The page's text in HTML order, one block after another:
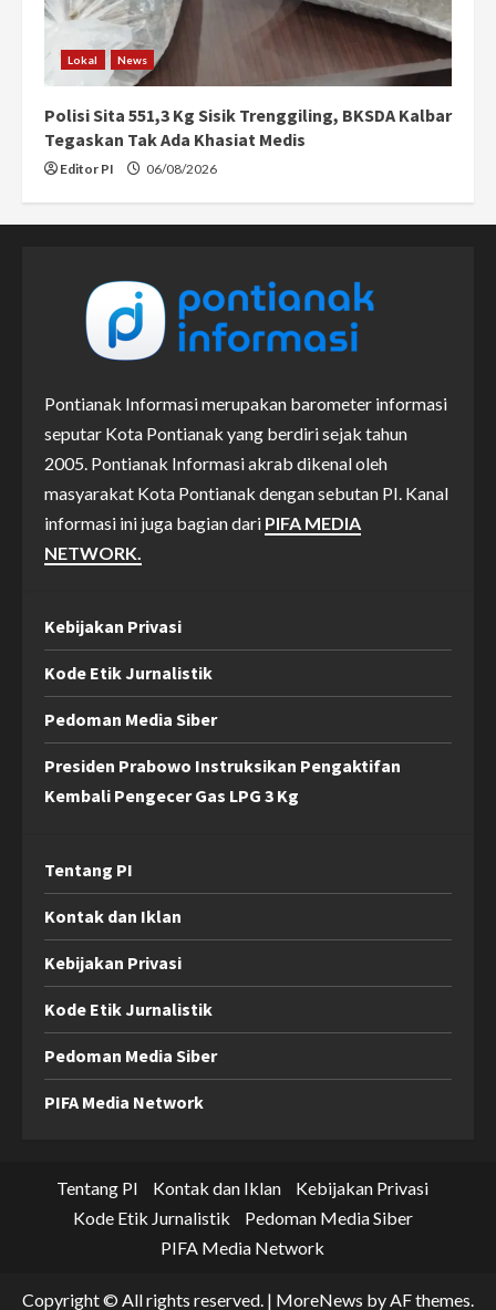
Lokal News
Polisi Sita 551,3 Kg Sisik Trenggiling, BKSDA Kalbar
Tegaskan Tak Ada Khasiat Medis
Editor PI 06/08/2026
Pontianak Informasi merupakan barometer informasi
seputar Kota Pontianak yang berdiri sejak tahun
2005. Pontianak Informasi akrab dikenal oleh
masyarakat Kota Pontianak dengan sebutan PI. Kanal
informasi ini juga bagian dari PIFA MEDIA
NETWORK.
Kebijakan Privasi
Kode Etik Jurnalistik
Pedoman Media Siber
Presiden Prabowo Instruksikan Pengaktifan
Kembali Pengecer Gas LPG 3 Kg
Tentang PI
Kontak dan Iklan
Kebijakan Privasi
Kode Etik Jurnalistik
Pedoman Media Siber
PIFA Media Network
Tentang PI Kontak dan Iklan
Kebijakan Privasi
Kode Etik Jurnalistik
Pedoman Media Siber
PIFA Media Network
Copyright © All rights reserved. | MoreNews by AF themes.